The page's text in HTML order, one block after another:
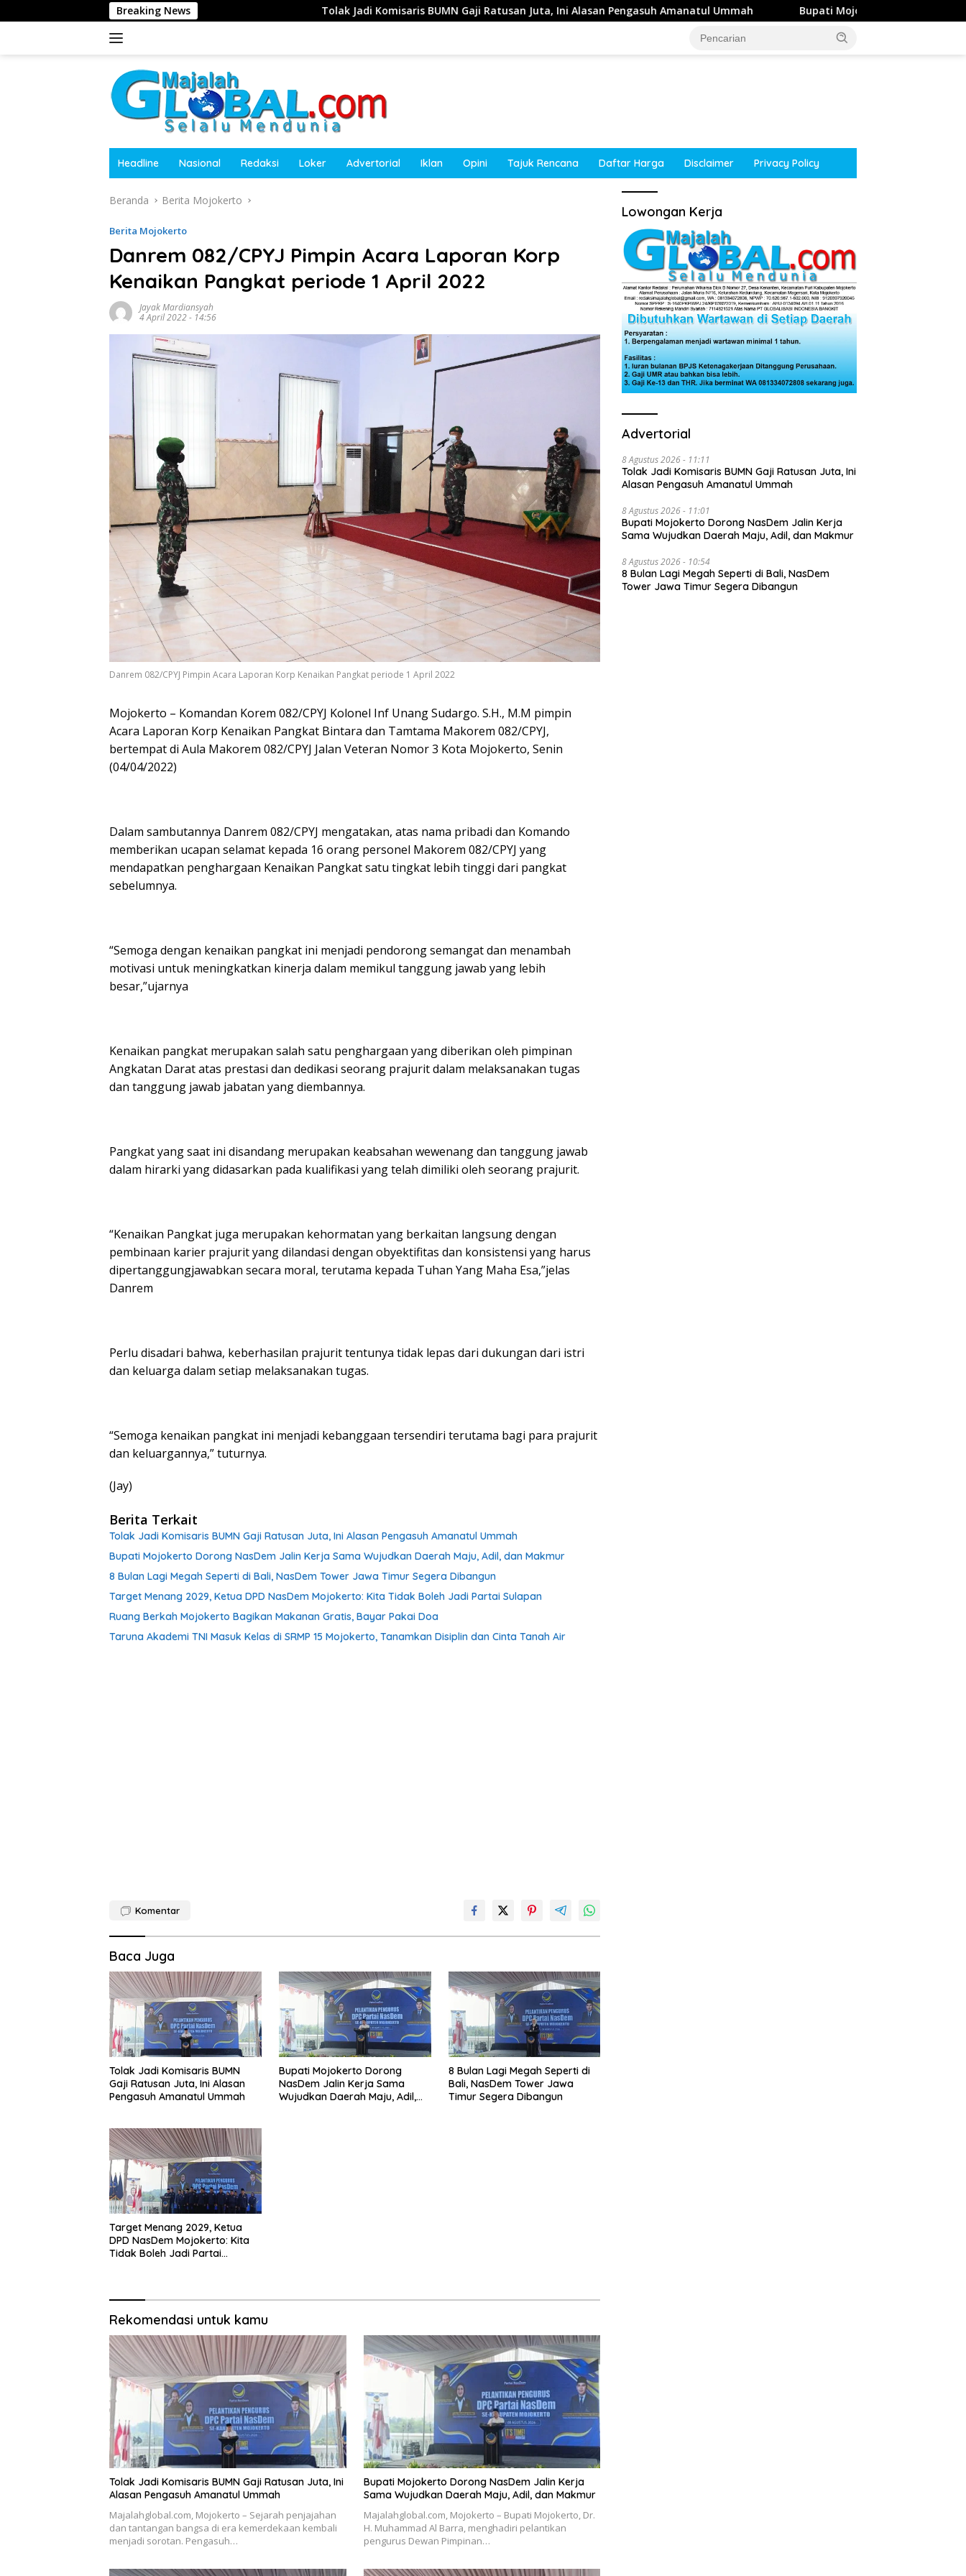
ke
Breaking News Tolak Jadi Komisaris BUMN Gaji Ratusan Juta, Ini Alasan Pengasuh Amanatul Ummah Bupati Mojokerto Dorong NasDem Jalin Kerja Sama
Headline Nasional Redaksi Loker Advertorial Iklan Opini Tajuk Rencana Daftar Harga Disclaimer Privacy Policy
Beranda Berita Mojokerto
Berita Mojokerto
Danrem 082/CPYJ Pimpin Acara Laporan Korp
Kenaikan Pangkat periode 1 April 2022
Jayak Mardiansyah
4 April 2022 - 14:56
Danrem 082/CPYJ Pimpin Acara Laporan Korp Kenaikan Pangkat periode 1 April 2022
Mojokerto – Komandan Korem 082/CPYJ Kolonel Inf Unang Sudargo. S.H., M.M pimpin
Acara Laporan Korp Kenaikan Pangkat Bintara dan Tamtama Makorem 082/CPYJ,
bertempat di Aula Makorem 082/CPYJ Jalan Veteran Nomor 3 Kota Mojokerto, Senin
(04/04/2022)
Dalam sambutannya Danrem 082/CPYJ mengatakan, atas nama pribadi dan Komando
memberikan ucapan selamat kepada 16 orang personel Makorem 082/CPYJ yang
mendapatkan penghargaan Kenaikan Pangkat satu tingkat lebih tinggi dari pangkat
sebelumnya.
“Semoga dengan kenaikan pangkat ini menjadi pendorong semangat dan menambah
motivasi untuk meningkatkan kinerja dalam memikul tanggung jawab yang lebih
besar,”ujarnya
Kenaikan pangkat merupakan salah satu penghargaan yang diberikan oleh pimpinan
Angkatan Darat atas prestasi dan dedikasi seorang prajurit dalam melaksanakan tugas
dan tanggung jawab jabatan yang diembannya.
Pangkat yang saat ini disandang merupakan keabsahan wewenang dan tanggung jawab
dalam hirarki yang didasarkan pada kualifikasi yang telah dimiliki oleh seorang prajurit.
“Kenaikan Pangkat juga merupakan kehormatan yang berkaitan langsung dengan
pembinaan karier prajurit yang dilandasi dengan obyektifitas dan konsistensi yang harus
dipertanggungjawabkan secara moral, terutama kepada Tuhan Yang Maha Esa,”jelas
Danrem
Perlu disadari bahwa, keberhasilan prajurit tentunya tidak lepas dari dukungan dari istri
dan keluarga dalam setiap melaksanakan tugas.
“Semoga kenaikan pangkat ini menjadi kebanggaan tersendiri terutama bagi para prajurit
dan keluargannya,” tuturnya.
(Jay)
Berita Terkait
Tolak Jadi Komisaris BUMN Gaji Ratusan Juta, Ini Alasan Pengasuh Amanatul Ummah
Bupati Mojokerto Dorong NasDem Jalin Kerja Sama Wujudkan Daerah Maju, Adil, dan Makmur
8 Bulan Lagi Megah Seperti di Bali, NasDem Tower Jawa Timur Segera Dibangun
Target Menang 2029, Ketua DPD NasDem Mojokerto: Kita Tidak Boleh Jadi Partai Sulapan
Ruang Berkah Mojokerto Bagikan Makanan Gratis, Bayar Pakai Doa
Taruna Akademi TNI Masuk Kelas di SRMP 15 Mojokerto, Tanamkan Disiplin dan Cinta Tanah Air
Komentar
Baca Juga
Tolak Jadi Komisaris BUMN
Gaji Ratusan Juta, Ini Alasan
Pengasuh Amanatul Ummah
Bupati Mojokerto Dorong
NasDem Jalin Kerja Sama
Wujudkan Daerah Maju, Adil,
8 Bulan Lagi Megah Seperti di
Bali, NasDem Tower Jawa
Timur Segera Dibangun
Target Menang 2029, Ketua
DPD NasDem Mojokerto: Kita
Tidak Boleh Jadi Partai
Rekomendasi untuk kamu
Tolak Jadi Komisaris BUMN Gaji Ratusan Juta, Ini
Alasan Pengasuh Amanatul Ummah
Majalahglobal.com, Mojokerto – Sejarah penjajahan
dan tantangan bangsa di era kemerdekaan kembali
menjadi sorotan. Pengasuh…
Bupati Mojokerto Dorong NasDem Jalin Kerja
Sama Wujudkan Daerah Maju, Adil, dan Makmur
Majalahglobal.com, Mojokerto – Bupati Mojokerto, Dr.
H. Muhammad Al Barra, menghadiri pelantikan
pengurus Dewan Pimpinan…
Lowongan Kerja
Advertorial
8 Agustus 2026 - 11:11
Tolak Jadi Komisaris BUMN Gaji Ratusan Juta, Ini
Alasan Pengasuh Amanatul Ummah
8 Agustus 2026 - 11:01
Bupati Mojokerto Dorong NasDem Jalin Kerja
Sama Wujudkan Daerah Maju, Adil, dan Makmur
8 Agustus 2026 - 10:54
8 Bulan Lagi Megah Seperti di Bali, NasDem
Tower Jawa Timur Segera Dibangun